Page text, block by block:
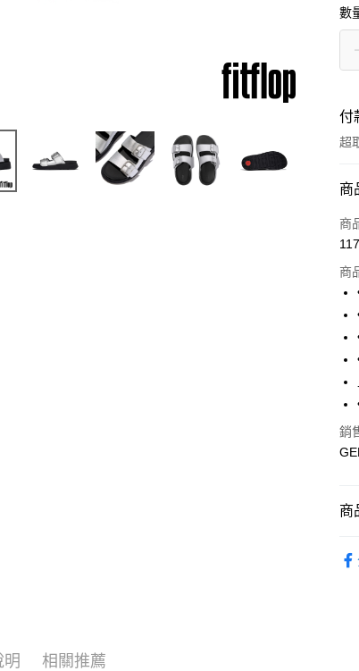
數
付
超
信
7-
每
宅
商
商
商
銷
商
明 相關推薦